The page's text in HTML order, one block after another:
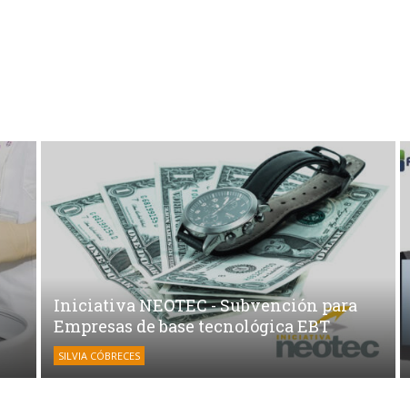
Iniciativa NEOTEC - Subvención para
Empresas de base tecnológica EBT
SILVIA CÓBRECES